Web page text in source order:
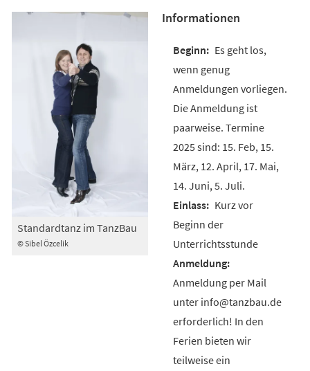
© Sibel Özcelik
Standardtanz im TanzBau
Informationen
Es geht los,
wenn genug
Anmeldungen vorliegen.
Die Anmeldung ist
paarweise. Termine
2025 sind: 15. Feb, 15.
März, 12. April, 17. Mai,
14. Juni, 5. Juli.
Kurz vor
Beginn der
Unterrichtsstunde
Anmeldung per Mail
unter info@tanzbau.de
erforderlich! In den
Ferien bieten wir
teilweise ein